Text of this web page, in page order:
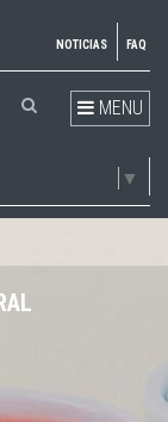
NOTICIAS FAQ
MENU
▼